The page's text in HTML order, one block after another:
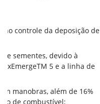
no controle da deposição de
sementes, devido à
5 e a linha de
manobras, além de 16%
de combustível;